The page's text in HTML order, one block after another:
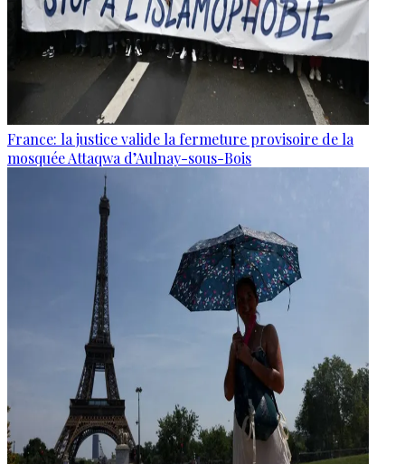
France: la justice valide la fermeture provisoire de la
mosquée Attaqwa d’Aulnay-sous-Bois